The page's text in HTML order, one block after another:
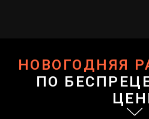
НОВОГОДНЯЯ
ПО